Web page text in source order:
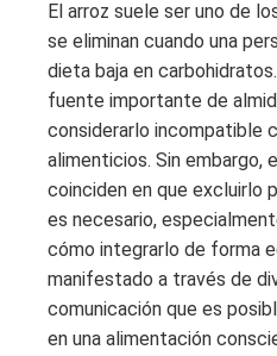
El arroz suele ser uno de
se eliminan cuando una
dieta baja en
fuente importante de
considerarlo incompatible
alimenticios. Sin embargo,
coinciden en que excluirlo
es necesario,
cómo integrarlo de forma
manifestado a través de
comunicación que es
en una alimentación